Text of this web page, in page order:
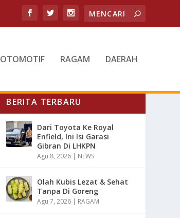
OTOMOTIF RAGAM DAERAH
BERITA TERBARU
Dari Toyota Ke Royal
Enfield, Ini Isi Garasi
Gibran Di LHKPN
Agu 8, 2026 | NEWS
Olah Kubis Lezat & Sehat
Tanpa Di Goreng
Agu 7, 2026 | RAGAM